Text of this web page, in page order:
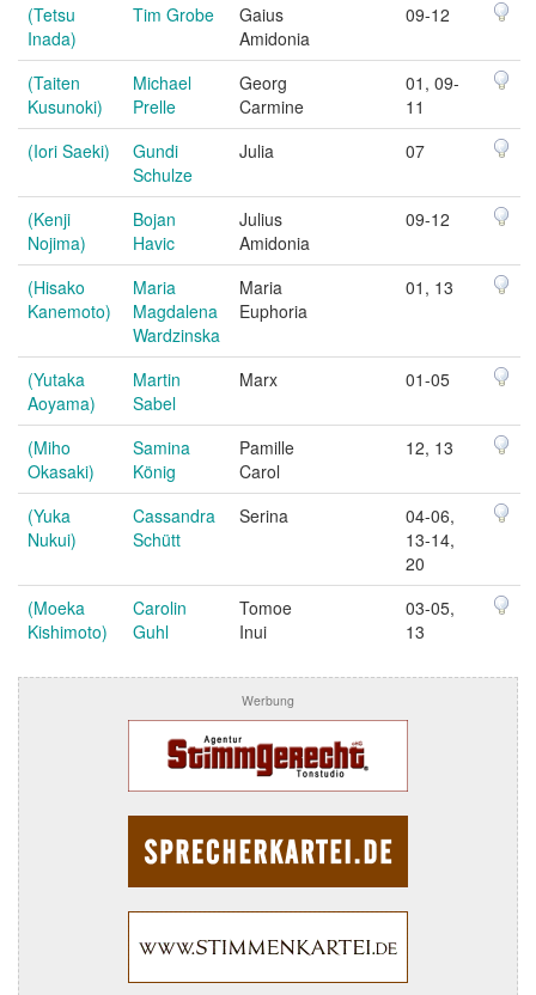
(Tetsu
Inada)
Tim Grobe
Gaius
Amidonia
09-12
(Taiten
Kusunoki)
Michael
Prelle
Georg
Carmine
01, 09-
11
(Iori Saeki)
Gundi
Schulze
Julia 07
(Kenji
Nojima)
Bojan
Havic
Julius
Amidonia
09-12
(Hisako
Kanemoto)
Maria
Magdalena
Wardzinska
Maria
Euphoria
01, 13
(Yutaka
Aoyama)
Martin
Sabel
Marx 01-05
(Miho
Okasaki)
Samina
König
Pamille
Carol
12, 13
(Yuka
Nukui)
Cassandra
Schütt
Serina
04-06,
13-14,
20
(Moeka
Kishimoto)
Carolin
Guhl
Tomoe
Inui
03-05,
13
Werbung